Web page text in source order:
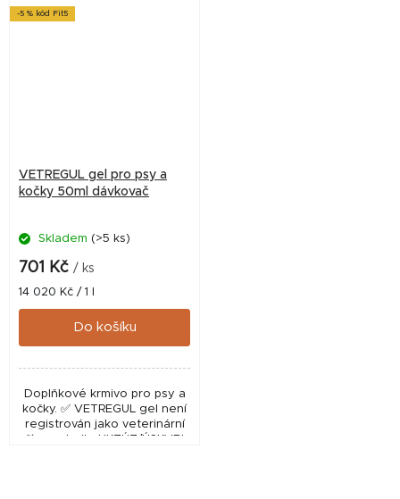
-5 % kód Fit5
VETREGUL gel pro psy a
kočky 50ml dávkovač
Skladem (>5 ks)
701 Kč / ks
Měrná
cena:
14 020 Kč / 1 l
Do košíku
Doplňkové krmivo pro psy a
kočky. ✅ VETREGUL gel není
registrován jako veterinární